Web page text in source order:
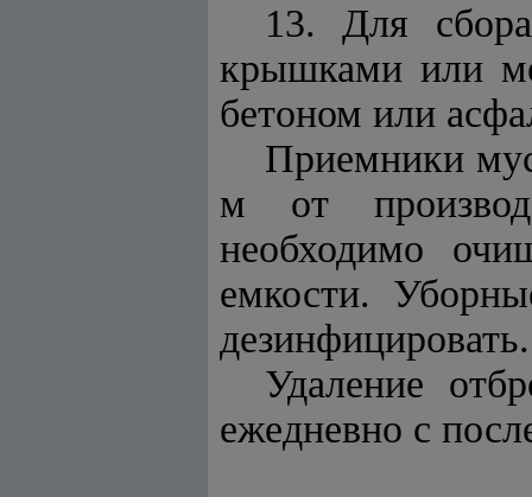
13. Для
крышками или
бетоном или
Приемники
м от
необходимо
емкости.
дезинфицировать.
Удаление
ежедневно с